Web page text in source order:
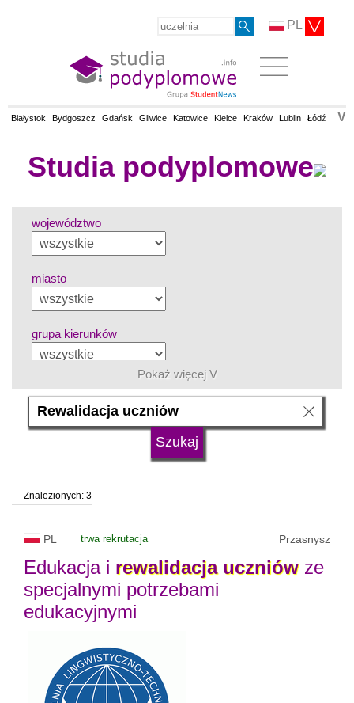
PL
Białystok Bydgoszcz Gdańsk Gliwice Katowice Kielce Kraków Lublin Łódź V
Studia podyplomowe
województwo
miasto
grupa kierunków
język
status uczelni
Pokaż więcej V
Znalezionych: 3
PL trwa rekrutacja Przasnysz
Edukacja i rewalidacja uczniówze
specjalnymi potrzebami
edukacyjnymi